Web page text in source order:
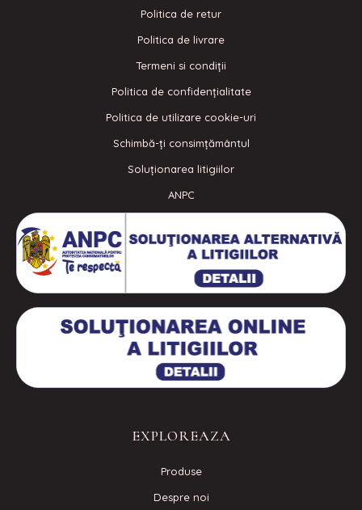
Politica de retur
Politica de livrare
Termeni si condiţii
Politica de confidenţialitate
Politica de utilizare cookie-uri
Schimbă-ți consimțământul
Soluționarea litigiilor
ANPC
EXPLOREAZA
Produse
Despre noi